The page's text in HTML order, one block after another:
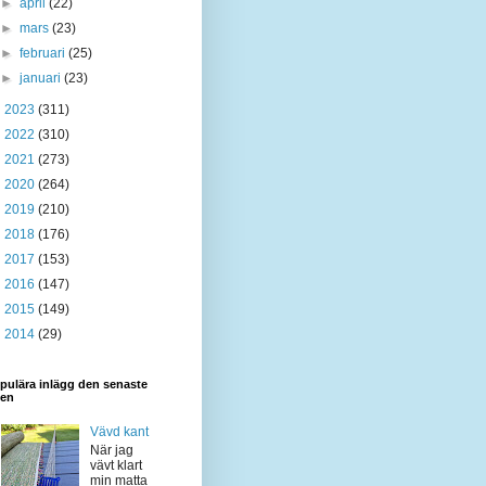
►april(22)
►mars(23)
►februari(25)
►januari(23)
2023 (311)
2022 (310)
2021 (273)
2020 (264)
2019 (210)
2018 (176)
2017 (153)
2016 (147)
2015 (149)
2014 (29)
inlägg den senaste
Vävd kant
När jag
vävt klart
min matta